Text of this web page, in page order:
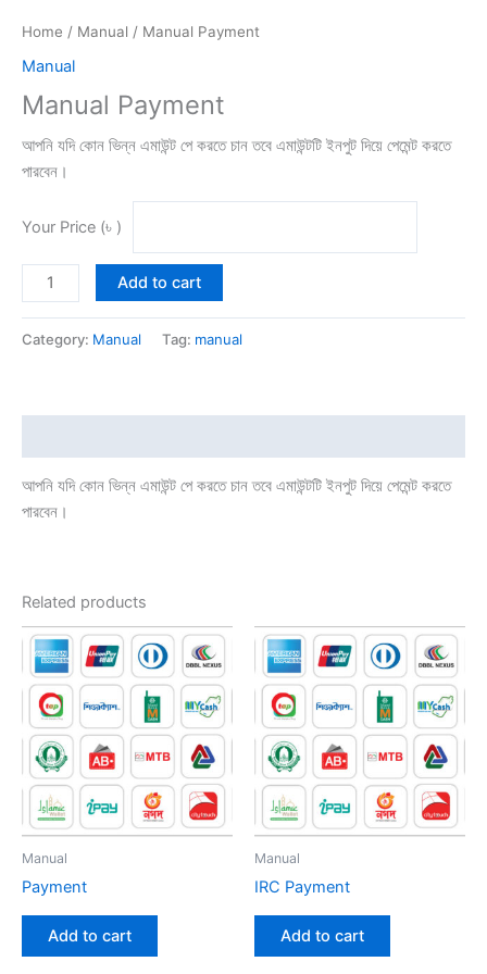
Home / Manual / Manual Payment
Manual
Manual Payment
আপনি যদি কোন ভিন্ন এমাউন্ট পে করতে চান তবে এমাউন্টটি ইনপুট দিয়ে পেমেন্ট করতে
পারবেন।
Your Price (৳ )
Add to cart
Category: Manual Tag: manual
আপনি যদি কোন ভিন্ন এমাউন্ট পে করতে চান তবে এমাউন্টটি ইনপুট দিয়ে পেমেন্ট করতে
পারবেন।
Related products
Manual
Payment
Add to cart
Manual
IRC Payment
Add to cart